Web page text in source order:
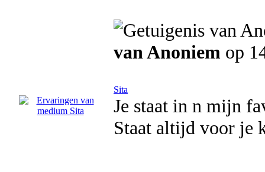
van Anoniem op
Sita
Je staat in n mijn
Staat altijd voor je